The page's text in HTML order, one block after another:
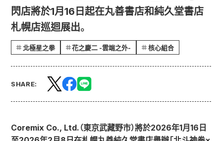
閃店將於1月16日起在丸善書店和純久堂書店
札幌店巡迴展出。
北極星之拳 花之慶二 -雲端之外- 核心組合
SHARE:
Coremix Co., Ltd.（東京武藏野市）將於2026年1月16日